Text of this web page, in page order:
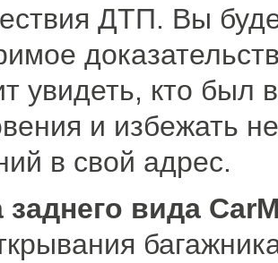
ДТП. Вы
увидеть, кто был
и избежать
в свой адрес.
заднего вида